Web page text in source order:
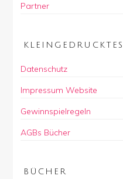
Partner
KLEINGEDRUCKTES
Datenschutz
Impressum Website
Gewinnspielregeln
AGBs Bücher
BÜCHER